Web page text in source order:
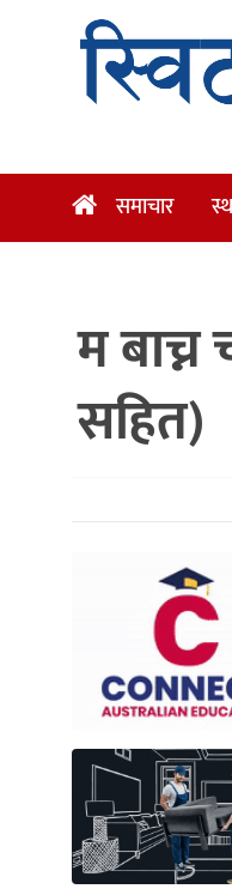
मनोरञ्जन
स्वास्थ्य
अन्तर्वार्ता
रोचक
समाचार
म
सहित)